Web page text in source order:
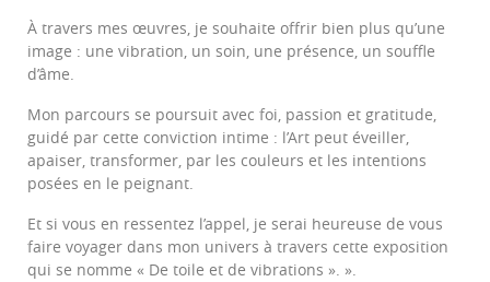
À travers mes œuvres, je souhaite offrir bien plus qu’une
image : une vibration, un soin, une présence, un souffle
d’âme.
Mon parcours se poursuit avec foi, passion et gratitude,
guidé par cette conviction intime : l’Art peut éveiller,
apaiser, transformer, par les couleurs et les intentions
posées en le peignant.
Et si vous en ressentez l’appel, je serai heureuse de vous
faire voyager dans mon univers à travers cette exposition
qui se nomme « De toile et de vibrations ». ».